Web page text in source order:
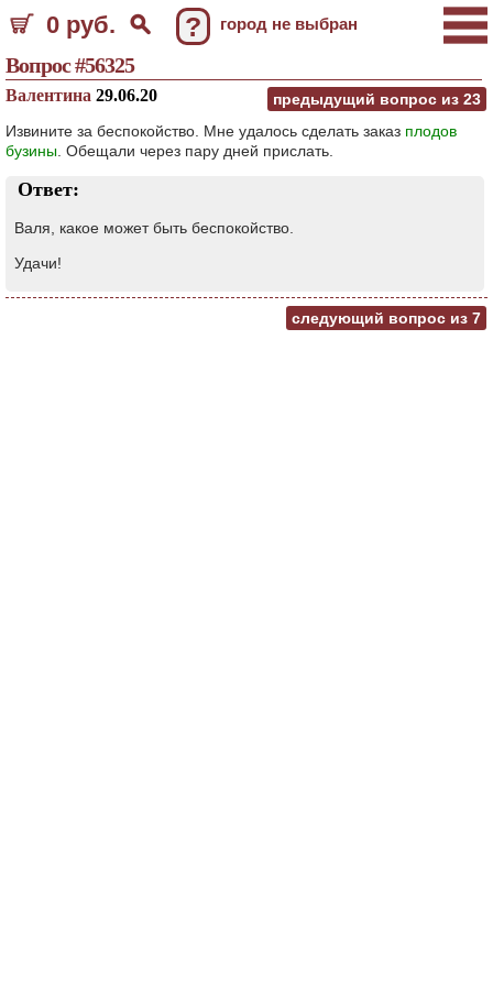
0 руб. ? город не выбран
Вопрос #56325
предыдущий вопрос из 23
Валентина 29.06.20
Извините за беспокойство. Мне удалось сделать заказ плодов
бузины . Обещали через пару дней прислать.
Ответ:
Валя, какое может быть беспокойство.
Удачи!
следующий вопрос из 7